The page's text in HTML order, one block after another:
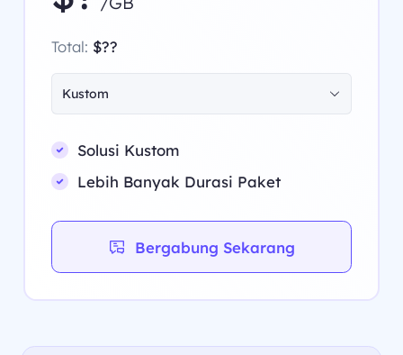
Total: $??
Kustom
Solusi Kustom
Lebih Banyak Durasi Paket
Bergabung Sekarang